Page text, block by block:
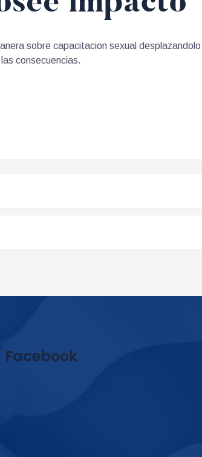
sobre capacitacion sexual desplazandolo
consecuencias.
Facebook